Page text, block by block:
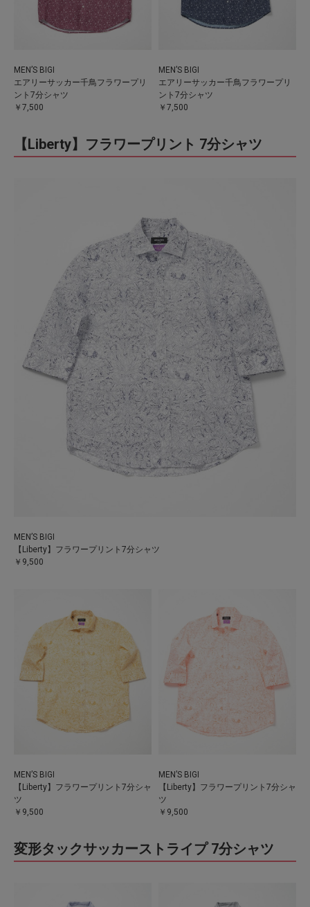
MEN’S BIGI
エアリーサッカー千鳥フラワープリ
ント7分シャツ
￥7,500
MEN’S BIGI
エアリーサッカー千鳥フラワープリ
ント7分シャツ
￥7,500
【Liberty】フラワープリント 7分シャツ
MEN’S BIGI
【Liberty】フラワープリント7分シャツ
￥9,500
MEN’S BIGI
【Liberty】フラワープリント7分シャ
ツ
￥9,500
MEN’S BIGI
【Liberty】フラワープリント7分シャ
ツ
￥9,500
変形タックサッカーストライプ 7分シャツ